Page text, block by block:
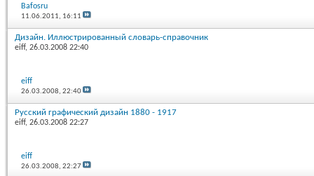
Bafosru
11.06.2011, 16:11
Дизайн. Иллюстрированный словарь-справочник
eiff, 26.03.2008 22:40
eiff
26.03.2008,22:40
Русский графический дизайн 1880 - 1917
eiff, 26.03.2008 22:27
eiff
26.03.2008,22:27